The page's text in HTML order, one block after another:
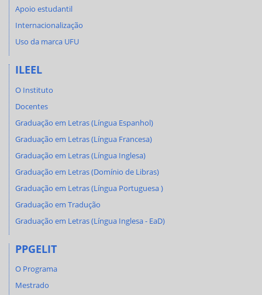
Apoio estudantil
Internacionalização
Uso da marca UFU
ILEEL
O Instituto
Docentes
Graduação em Letras (Língua Espanhol)
Graduação em Letras (Língua Francesa)
Graduação em Letras (Língua Inglesa)
Graduação em Letras (Domínio de Libras)
Graduação em Letras (Língua Portuguesa )
Graduação em Tradução
Graduação em Letras (Língua Inglesa - EaD)
PPGELIT
O Programa
Mestrado